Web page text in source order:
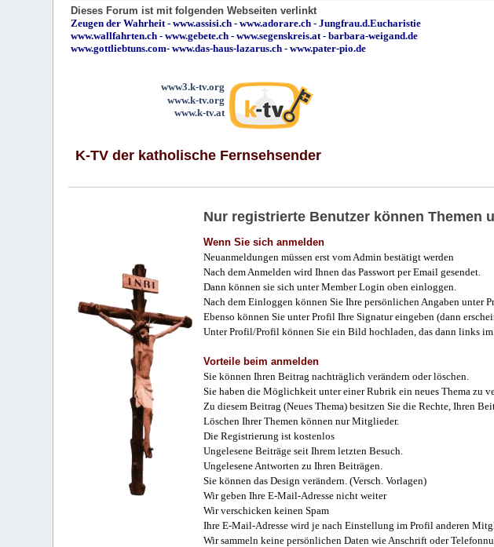
Dieses Forum ist mit folgenden Webseiten verlinkt
Zeugen der Wahrheit-www.assisi.ch -www.adorare.ch -Jungfrau.d.Eucharistie
www.wallfahrten.ch -www.gebete.ch -www.segenskreis.at-barbara-weigand.de
www.gottliebtuns.com-www.das-haus-lazarus.ch - www.pater-pio.de
www3.k-tv.org
www.k-tv.org
www.k-tv.at
K-TV der katholische Fernsehsender
Nur registrierte Benutzer können Themen
Wenn Sie sich anmelden
Neuanmeldungen müssen erst vom Admin bestätigt werden
Nach dem Anmelden wird Ihnen das Passwort per Email gesendet.
Dann können sie sich unter Member Login oben einloggen.
Nach dem Einloggen können Sie Ihre persönlichen Angaben unter
Ebenso können Sie unter Profil Ihre Signatur eingeben (dann
Unter Profil/Profil können Sie ein Bild hochladen, das dann links
Vorteile beim anmelden
Sie können Ihren Beitrag nachträglich verändern oder löschen.
Sie haben die Möglichkeit unter einer Rubrik ein neues Thema zu
Zu diesem Beitrag (Neues Thema) besitzen Sie die Rechte, Ihren
Löschen Ihrer Themen können nur Mitglieder.
Die Registrierung ist kostenlos
Ungelesene Beiträge seit Ihrem letzten Besuch.
Ungelesene Antworten zu Ihren Beiträgen.
Sie können das Design verändern. (Versch. Vorlagen)
Wir geben Ihre E-Mail-Adresse nicht weiter
Wir verschicken keinen Spam
Ihre E-Mail-Adresse wird je nach Einstellung im Profil anderen
Wir sammeln keine persönlichen Daten wie Anschrift oder